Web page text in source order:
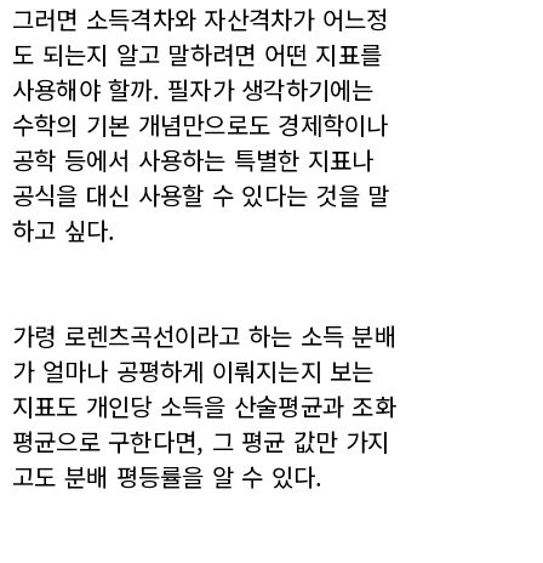
그러면 소득격차와 자산격차가 어느정
도 되는지 알고 말하려면 어떤 지표를
사용해야 할까. 필자가 생각하기에는
수학의 기본 개념만으로도 경제학이나
공학 등에서 사용하는 특별한 지표나
공식을 대신 사용할 수 있다는 것을 말
하고 싶다.
가령 로렌츠곡선이라고 하는 소득 분배
가 얼마나 공평하게 이뤄지는지 보는
지표도 개인당 소득을 산술평균과 조화
평균으로 구한다면, 그 평균 값만 가지
고도 분배 평등률을 알 수 있다.